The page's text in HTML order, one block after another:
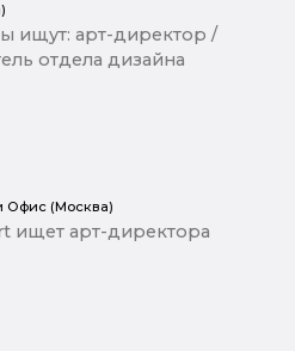
ищут: арт-директор /
отдела дизайна
Офис (Москва)
ищет арт-директора